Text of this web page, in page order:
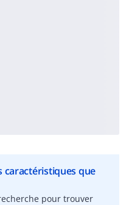
caractéristiques que
pour trouver